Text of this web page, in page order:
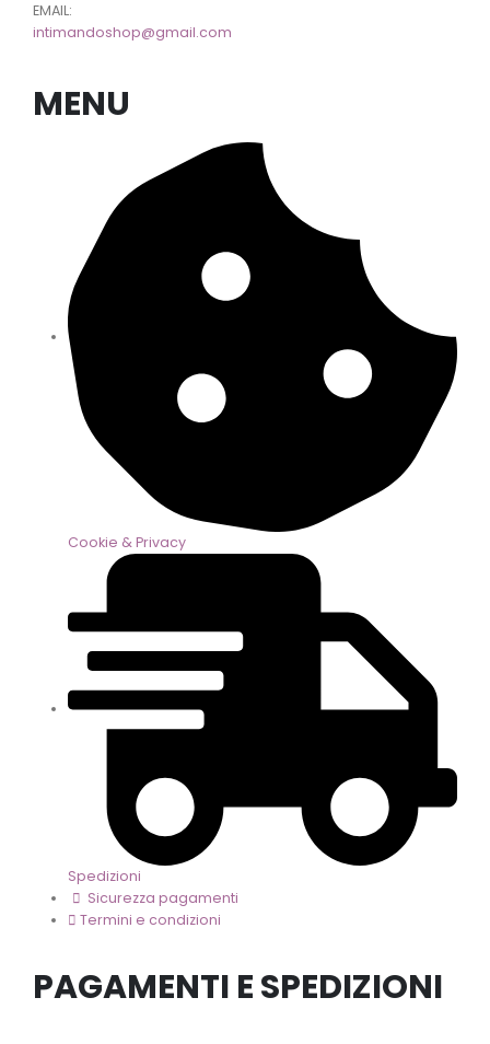
EMAIL:
intimandoshop@gmail.com
MENU
Cookie & Privacy
Spedizioni
Sicurezza pagamenti
Termini e condizioni
PAGAMENTI E SPEDIZIONI